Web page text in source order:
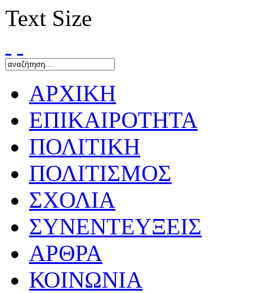
Text Size
ΑΡΧΙΚΗ
ΕΠΙΚΑΙΡΟΤΗΤΑ
ΠΟΛΙΤΙΚΗ
ΠΟΛΙΤΙΣΜΟΣ
ΣΧΟΛΙΑ
ΣΥΝΕΝΤΕΥΞΕΙΣ
ΑΡΘΡΑ
ΚΟΙΝΩΝΙΑ